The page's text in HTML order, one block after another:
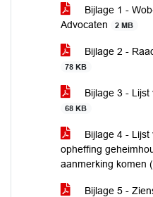
Bijlage 1 -
Advocaten
2 MB
Bijlage 2 -
78 KB
Bijlage 3 - Lijst
68 KB
Bijlage 4 -
opheffing
aanmerking komen
Bijlage 5 -